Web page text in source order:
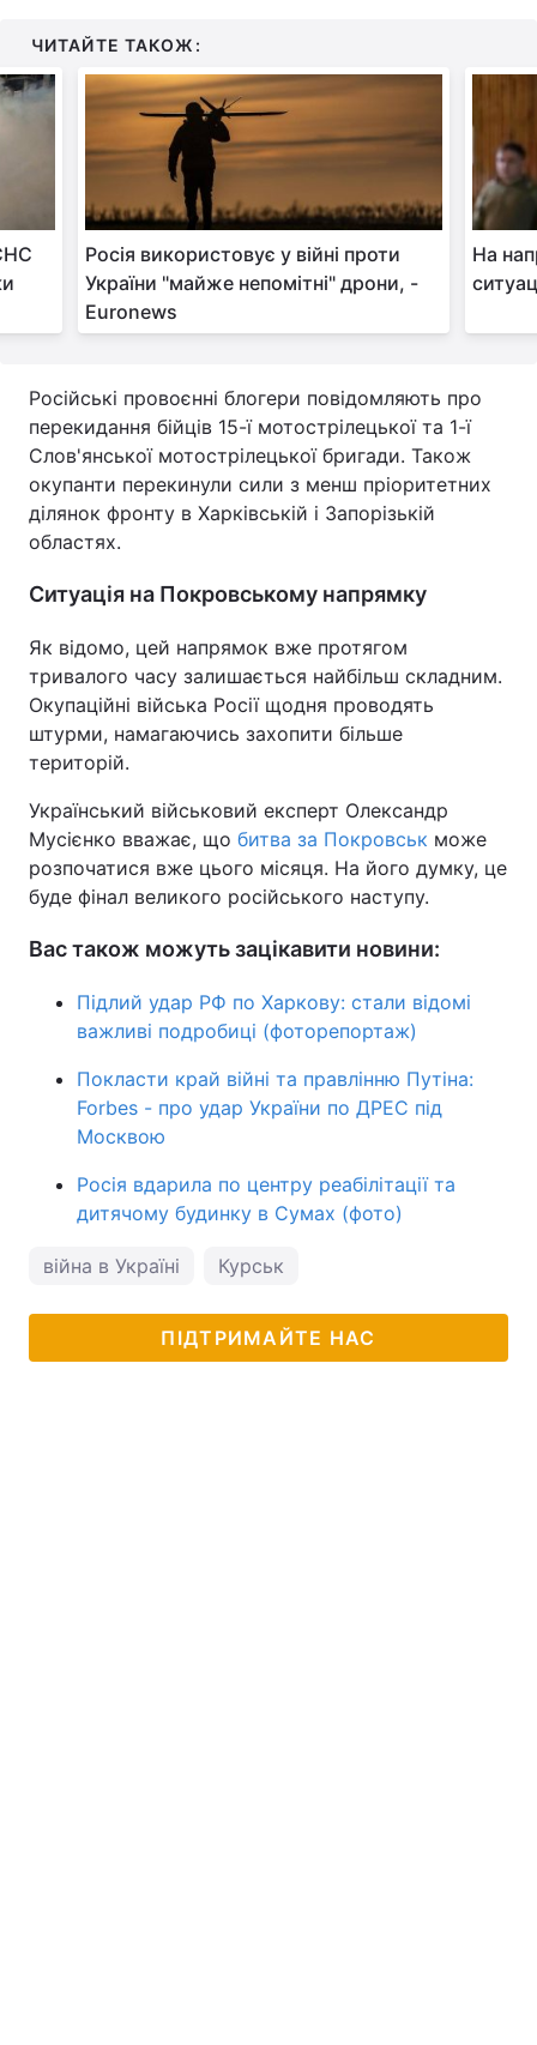
ЧИТАЙТЕ ТАКОЖ:
Росія використовує у війні проти
України "майже непомітні" дрони, -
Euronews
На
Російські провоєнні блогери повідомляють про
перекидання бійців 15-ї мотострілецької та 1-ї
Слов'янської мотострілецької бригади. Також
окупанти перекинули сили з менш пріоритетних
ділянок фронту в Харківській і Запорізькій
областях.
Ситуація на Покровському напрямку
Як відомо, цей напрямок вже протягом
тривалого часу залишається найбільш складним.
Окупаційні війська Росії щодня проводять
штурми, намагаючись захопити більше
територій.
Український військовий експерт Олександр
Мусієнко вважає, що битва за Покровськ може
розпочатися вже цього місяця. На його думку, це
буде фінал великого російського наступу.
Вас також можуть зацікавити новини:
Підлий удар РФ по Харкову: стали відомі
важливі подробиці (фоторепортаж)
Покласти край війні та правлінню Путіна:
Forbes - про удар України по ДРЕС під
Москвою
Росія вдарила по центру реабілітації та
дитячому будинку в Сумах (фото)
війна в Україні Курськ
ПІДТРИМАЙТЕ НАС